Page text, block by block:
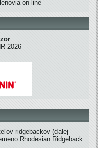
on-line
2026
ridgebackov (ďalej
Rhodesian Ridgeback